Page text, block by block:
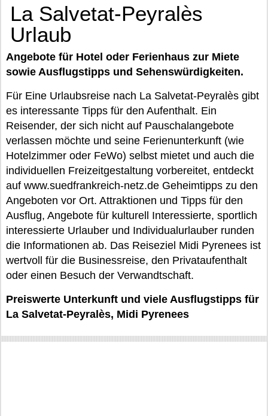
La Salvetat-Peyralès
Urlaub
Angebote für Hotel oder Ferienhaus zur Miete
sowie Ausflugstipps und Sehenswürdigkeiten.
Für Eine Urlaubsreise nach La Salvetat-Peyralès gibt
es interessante Tipps für den Aufenthalt. Ein
Reisender, der sich nicht auf Pauschalangebote
verlassen möchte und seine Ferienunterkunft (wie
Hotelzimmer oder FeWo) selbst mietet und auch die
individuellen Freizeitgestaltung vorbereitet, entdeckt
auf www.suedfrankreich-netz.de Geheimtipps zu den
Angeboten vor Ort. Attraktionen und Tipps für den
Ausflug, Angebote für kulturell Interessierte, sportlich
interessierte Urlauber und Individualurlauber runden
die Informationen ab. Das Reiseziel Midi Pyrenees ist
wertvoll für die Businessreise, den Privataufenthalt
oder einen Besuch der Verwandtschaft.
Preiswerte Unterkunft und viele Ausflugstipps für
La Salvetat-Peyralès, Midi Pyrenees